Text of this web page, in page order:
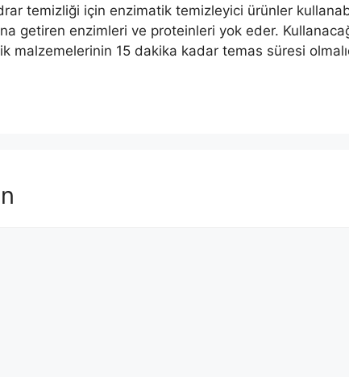
temizliği için enzimatik temizleyici ürünler
getiren enzimleri ve proteinleri yok eder.
malzemelerinin 15 dakika kadar temas süresi